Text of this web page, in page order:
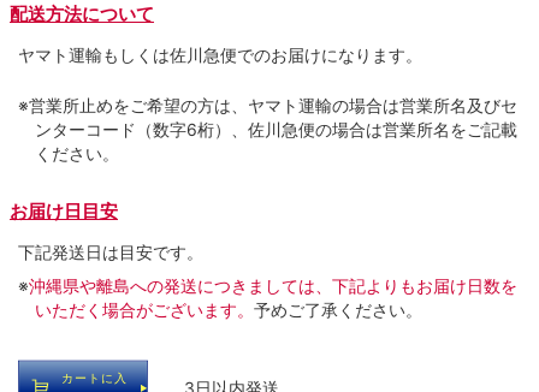
配送方法について
ヤマト運輸もしくは佐川急便でのお届けになります。
※営業所止めをご希望の方は、ヤマト運輸の場合は営業所名及びセ
ンターコード（数字6桁）、佐川急便の場合は営業所名をご記載
ください。
お届け日目安
下記発送日は目安です。
※沖縄県や離島への発送につきましては、下記よりもお届け日数を
いただく場合がございます。 予めご了承ください。
カートに入